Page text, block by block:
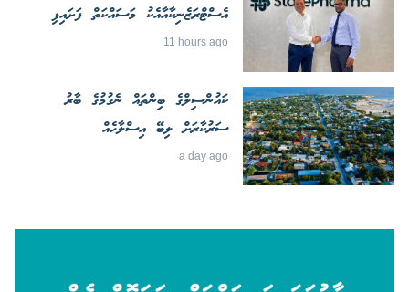
އެސްޓްރަޒެނިކާއާއެކު މަސައްކަތް ފަށައިފި
11 hours ago
ކައުންސިލްގެ ބިންތައް ނެގުމުގެ ބާރު
ސަރުކާރަށް ލިބޭ އިސްލާހެއް
a day ago